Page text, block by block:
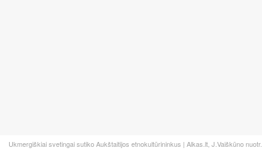
Ukmergiškiai svetingai sutiko Aukštaitijos etnokultūrininkus | Alkas.lt, J.Vaiškūno nuotr.